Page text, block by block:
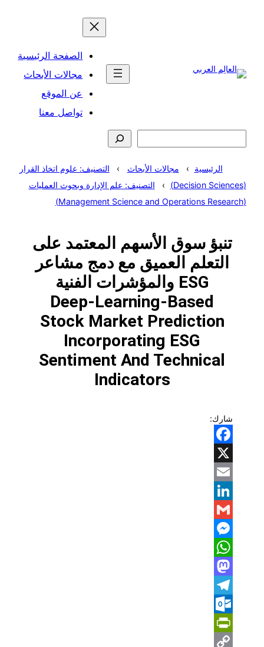
الصفحة الرئيسية
مجالات الأبحاث
عن الموقع
تواصل معنا
الرئيسية مجالات الأبحاث
التصنيف: علوم اتخاذ القرار
(Decision Sciences)
التصنيف: علم الإدارة وبحوث العمليات
(Management Science and Operations Research)
تنبؤ سوق الأسهم المعتمد على
التعلم العميق مع دمج مشاعر
ESG والمؤشرات الفنية
Deep-Learning-Based
Stock Market Prediction
Incorporating ESG
Sentiment And Technical
Indicators
شارك:
Facebook
X
Email
LinkedIn
Gmail
Messenger
WhatsApp
Mastodon
Telegram
Outlook.com
PrintFriendly